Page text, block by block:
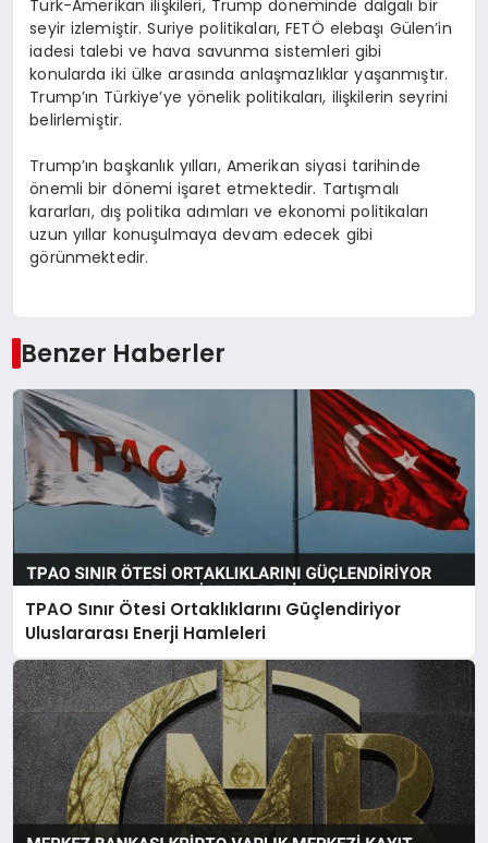
Türk-Amerikan ilişkileri, Trump döneminde dalgalı bir
seyir izlemiştir. Suriye politikaları, FETÖ elebaşı Gülen’in
iadesi talebi ve hava savunma sistemleri gibi
konularda iki ülke arasında anlaşmazlıklar yaşanmıştır.
Trump’ın Türkiye’ye yönelik politikaları, ilişkilerin seyrini
belirlemiştir.
Trump’ın başkanlık yılları, Amerikan siyasi tarihinde
önemli bir dönemi işaret etmektedir. Tartışmalı
kararları, dış politika adımları ve ekonomi politikaları
uzun yıllar konuşulmaya devam edecek gibi
görünmektedir.
Benzer Haberler
TPAO Sınır Ötesi Ortaklıklarını Güçlendiriyor
Uluslararası Enerji Hamleleri